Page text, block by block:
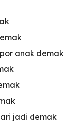
anak demak
jadi demak